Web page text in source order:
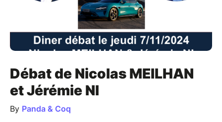
Débat de Nicolas MEILHAN
et Jérémie NI
By Panda & Coq